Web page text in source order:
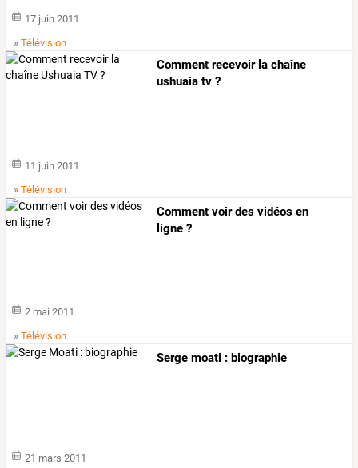
17 juin 2011
»Télévision
Comment recevoir la chaîne
ushuaia tv ?
11 juin 2011
»Télévision
Comment voir des vidéos en
ligne ?
2 mai 2011
»Télévision
Serge moati : biographie
21 mars 2011